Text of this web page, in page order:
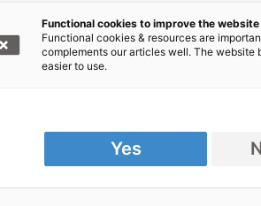
ist eine große
so erreichen wir Spenderinnen
Not möglich machen."
Functional cookies to improve the website
Functional cookies & resources are
complements our articles well. The website
easier to use.
Yes